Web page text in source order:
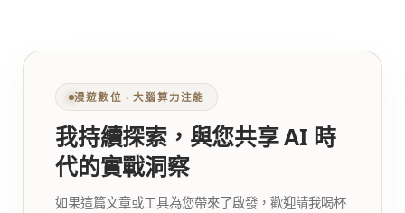
漫遊數位 ‧ 大腦算力注能
我持續探索，與您共享 AI 時
代的實戰洞察
如果這篇文章或工具為您帶來了啟發，歡迎請我喝杯